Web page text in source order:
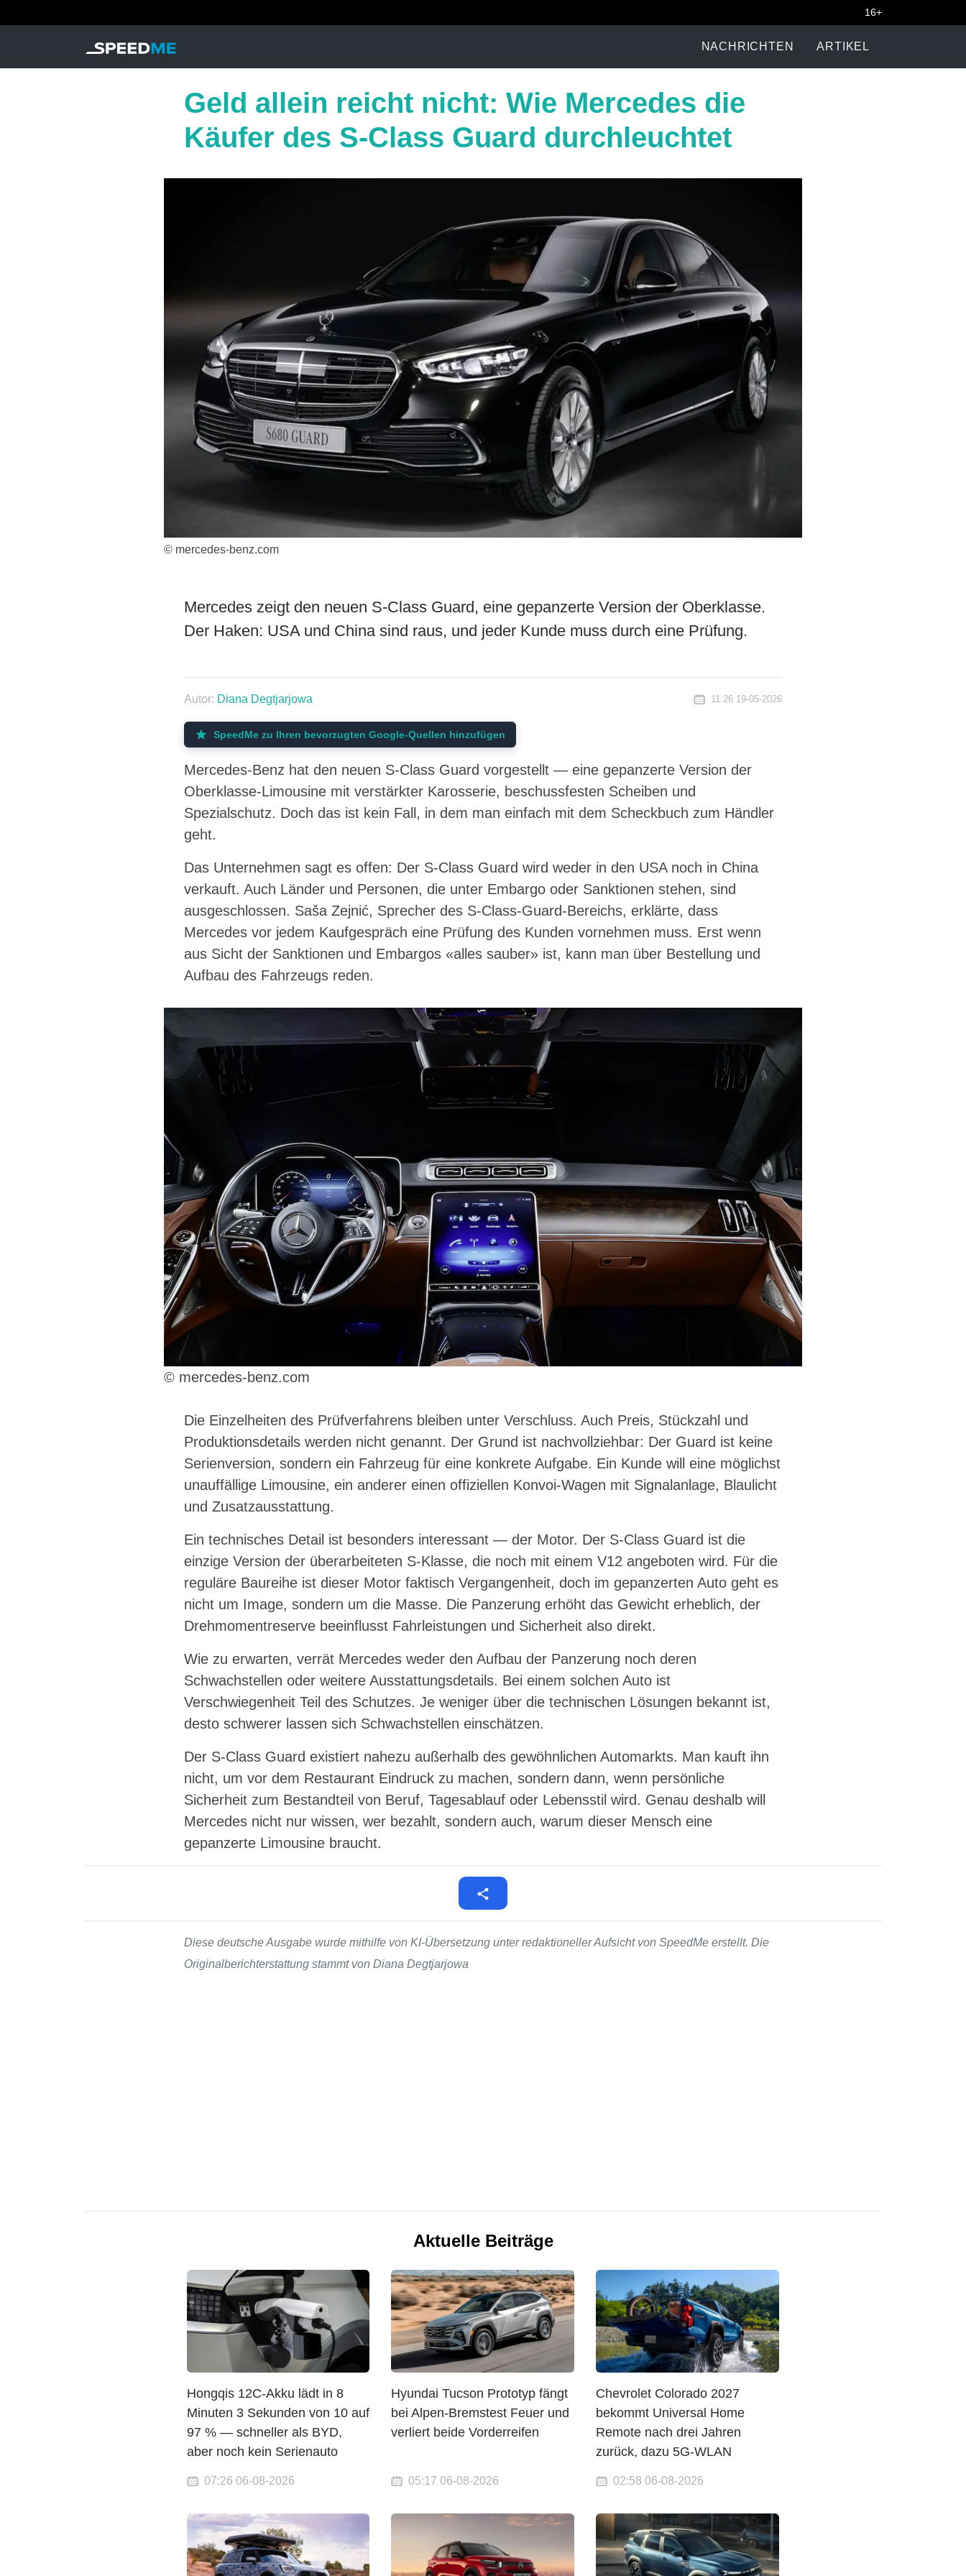
16+
NACHRICHTEN ARTIKEL
Geld allein reicht nicht: Wie Mercedes die
Käufer des S-Class Guard durchleuchtet
© mercedes-benz.com
Mercedes zeigt den neuen S-Class Guard, eine gepanzerte Version der Oberklasse.
Der Haken: USA und China sind raus, und jeder Kunde muss durch eine Prüfung.
Autor: Diana Degtjarjowa 11:26 19-05-2026
SpeedMe zu Ihren bevorzugten Google-Quellen hinzufügen
Mercedes-Benz hat den neuen S-Class Guard vorgestellt — eine gepanzerte Version der
Oberklasse-Limousine mit verstärkter Karosserie, beschussfesten Scheiben und
Spezialschutz. Doch das ist kein Fall, in dem man einfach mit dem Scheckbuch zum Händler
geht.
Das Unternehmen sagt es offen: Der S-Class Guard wird weder in den USA noch in China
verkauft. Auch Länder und Personen, die unter Embargo oder Sanktionen stehen, sind
ausgeschlossen. Saša Zejnić, Sprecher des S-Class-Guard-Bereichs, erklärte, dass
Mercedes vor jedem Kaufgespräch eine Prüfung des Kunden vornehmen muss. Erst wenn
aus Sicht der Sanktionen und Embargos «alles sauber» ist, kann man über Bestellung und
Aufbau des Fahrzeugs reden.
© mercedes-benz.com
Die Einzelheiten des Prüfverfahrens bleiben unter Verschluss. Auch Preis, Stückzahl und
Produktionsdetails werden nicht genannt. Der Grund ist nachvollziehbar: Der Guard ist keine
Serienversion, sondern ein Fahrzeug für eine konkrete Aufgabe. Ein Kunde will eine möglichst
unauffällige Limousine, ein anderer einen offiziellen Konvoi-Wagen mit Signalanlage, Blaulicht
und Zusatzausstattung.
Ein technisches Detail ist besonders interessant — der Motor. Der S-Class Guard ist die
einzige Version der überarbeiteten S-Klasse, die noch mit einem V12 angeboten wird. Für die
reguläre Baureihe ist dieser Motor faktisch Vergangenheit, doch im gepanzerten Auto geht es
nicht um Image, sondern um die Masse. Die Panzerung erhöht das Gewicht erheblich, der
Drehmomentreserve beeinflusst Fahrleistungen und Sicherheit also direkt.
Wie zu erwarten, verrät Mercedes weder den Aufbau der Panzerung noch deren
Schwachstellen oder weitere Ausstattungsdetails. Bei einem solchen Auto ist
Verschwiegenheit Teil des Schutzes. Je weniger über die technischen Lösungen bekannt ist,
desto schwerer lassen sich Schwachstellen einschätzen.
Der S-Class Guard existiert nahezu außerhalb des gewöhnlichen Automarkts. Man kauft ihn
nicht, um vor dem Restaurant Eindruck zu machen, sondern dann, wenn persönliche
Sicherheit zum Bestandteil von Beruf, Tagesablauf oder Lebensstil wird. Genau deshalb will
Mercedes nicht nur wissen, wer bezahlt, sondern auch, warum dieser Mensch eine
gepanzerte Limousine braucht.
Diese deutsche Ausgabe wurde mithilfe von KI-Übersetzung unter redaktioneller Aufsicht von SpeedMe erstellt. Die
Originalberichterstattung stammt von Diana Degtjarjowa
Aktuelle Beiträge
Hongqis 12C-Akku lädt in 8
Minuten 3 Sekunden von 10 auf
97 % — schneller als BYD,
aber noch kein Serienauto
07:26 06-08-2026
Hyundai Tucson Prototyp fängt
bei Alpen-Bremstest Feuer und
verliert beide Vorderreifen
05:17 06-08-2026
Chevrolet Colorado 2027
bekommt Universal Home
Remote nach drei Jahren
zurück, dazu 5G-WLAN
02:58 06-08-2026